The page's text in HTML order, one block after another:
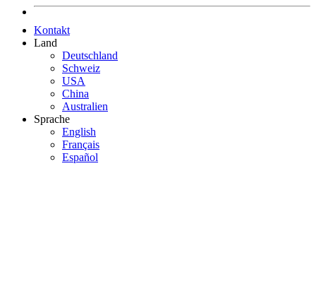
Kontakt
Land
Deutschland
Schweiz
USA
China
Australien
Sprache
English
Français
Español